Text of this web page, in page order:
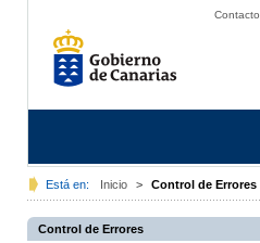
Contacto
Está en: Inicio > Control de Errores
Control de Errores